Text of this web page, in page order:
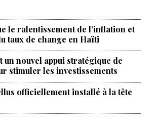
le ralentissement de l’inflation et
taux de change en Haïti
un nouvel appui stratégique de
stimuler les investissements
officiellement installé à la tête